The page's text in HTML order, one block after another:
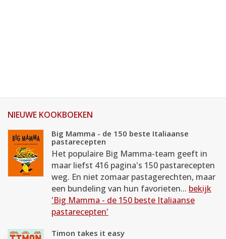
NIEUWE KOOKBOEKEN
Big Mamma - de 150 beste Italiaanse
pastarecepten
Het populaire Big Mamma-team geeft in
maar liefst 416 pagina's 150 pastarecepten
weg. En niet zomaar pastagerechten, maar
een bundeling van hun favorieten... bekijk
'Big Mamma - de 150 beste Italiaanse
pastarecepten'
Timon takes it easy